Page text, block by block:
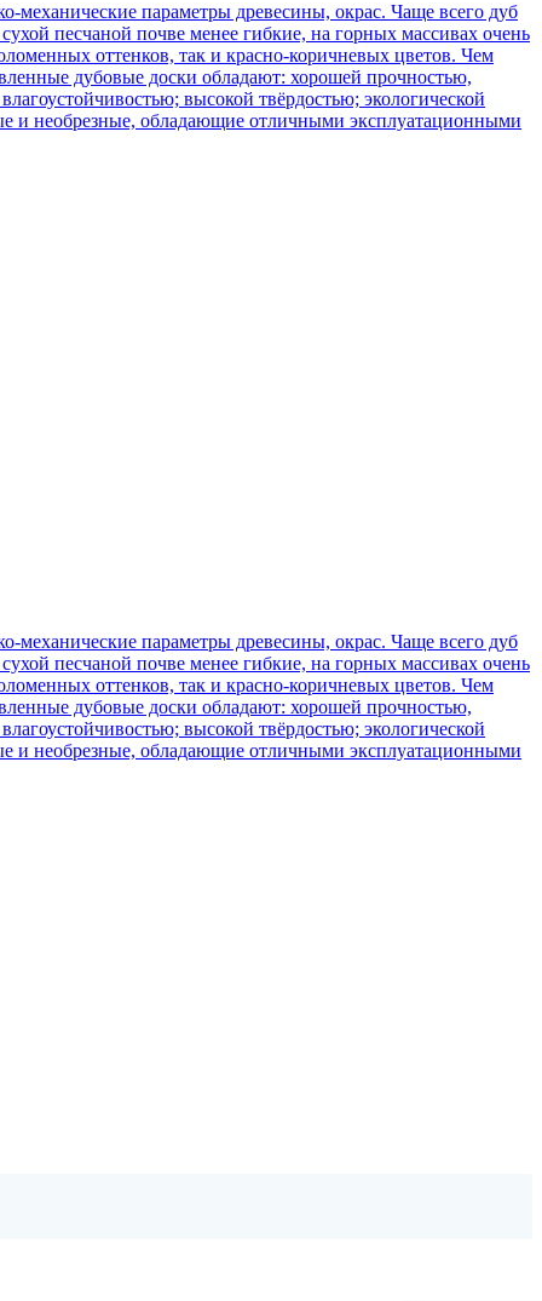
механические параметры древесины, окрас. Чаще всего дуб
песчаной почве менее гибкие, на горных массивах очень
оттенков, так и красно-коричневых цветов. Чем
дубовые доски обладают: хорошей прочностью,
высокой твёрдостью; экологической
и необрезные, обладающие отличными эксплуатационными
механические параметры древесины, окрас. Чаще всего дуб
песчаной почве менее гибкие, на горных массивах очень
оттенков, так и красно-коричневых цветов. Чем
дубовые доски обладают: хорошей прочностью,
высокой твёрдостью; экологической
и необрезные, обладающие отличными эксплуатационными